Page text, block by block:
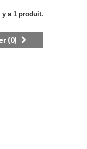
y a 1 produit.
(0)